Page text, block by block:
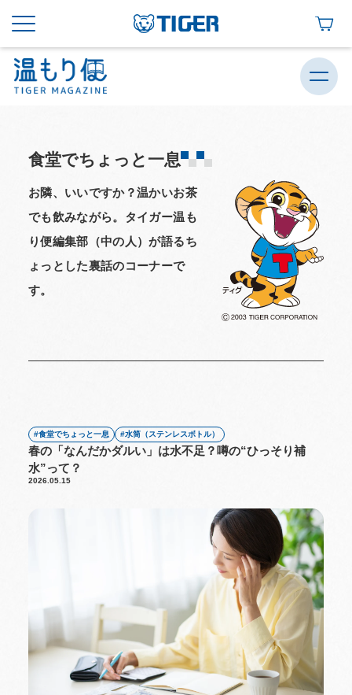
食堂でちょっと一息
お隣、いいですか？温かいお茶
でも飲みながら。タイガー温も
り便編集部（中の人）が語るち
ょっとした裏話のコーナーで
す。
食堂でちょっと一息 水筒（ステンレスボトル）
春の「なんだかダルい」は水不足？噂の“ひっそり補
水”って？
2026.05.15